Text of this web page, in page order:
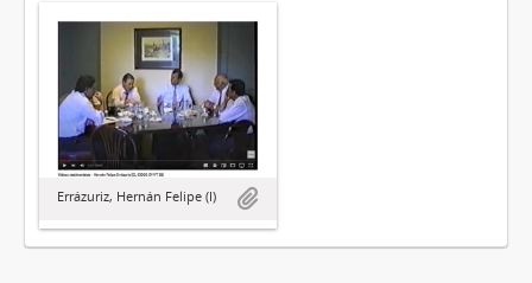
Errázuriz, Hernán Felipe (I)